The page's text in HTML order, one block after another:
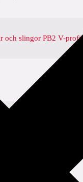
och slingor PB2 V-profil